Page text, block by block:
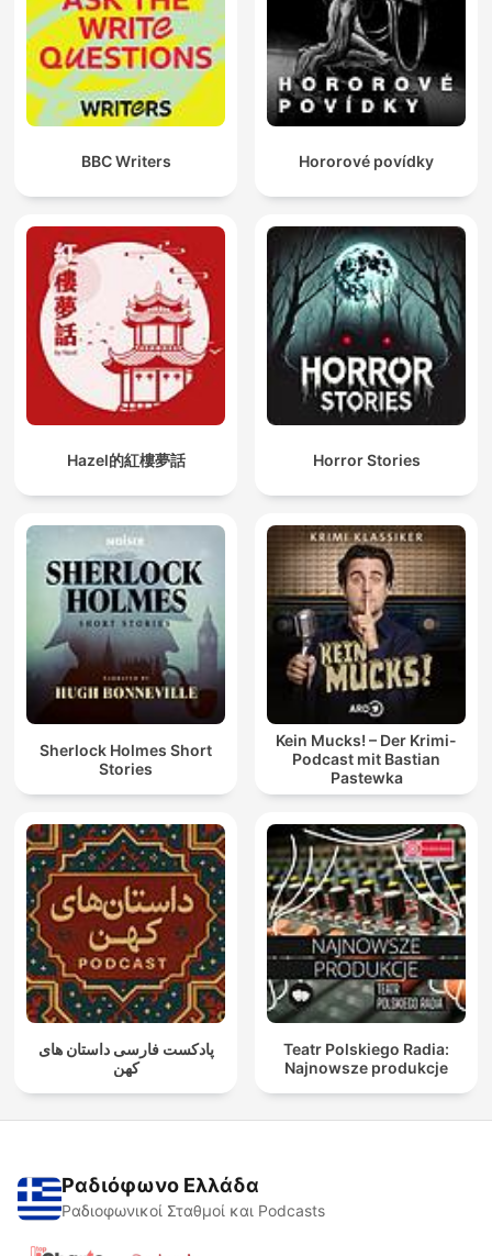
BBC Writers Hororové povídky
Hazel的紅樓夢話 Horror Stories
Sherlock Holmes Short
Stories
Kein Mucks! – Der Krimi-
Podcast mit Bastian
Pastewka
پادکست فارسی داستان های
کهن
Teatr Polskiego Radia:
Najnowsze produkcje
Ραδιόφωνο Ελλάδα
Ραδιοφωνικοί Σταθμοί και Podcasts